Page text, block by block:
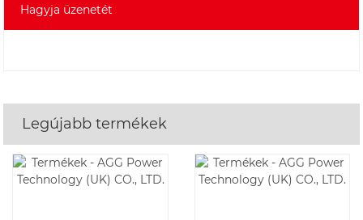
Hagyja üzenetét
Legújabb termékek